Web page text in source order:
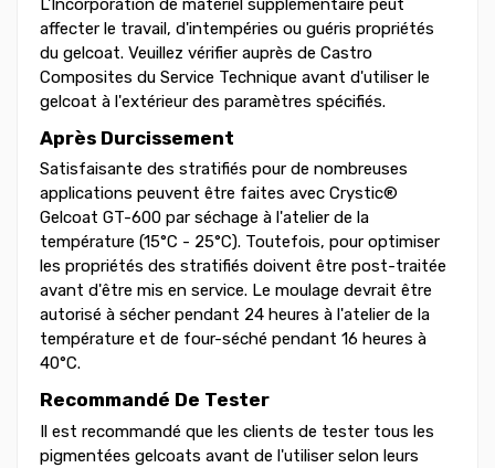
affecter le travail, d'intempéries ou guéris propriétés
du gelcoat. Veuillez vérifier auprès de Castro
Composites du Service Technique avant d'utiliser le
gelcoat à l'extérieur des paramètres spécifiés.
Après Durcissement
Satisfaisante des stratifiés pour de nombreuses
applications peuvent être faites avec Crystic®
Gelcoat GT-600 par séchage à l'atelier de la
température (15°C - 25°C). Toutefois, pour optimiser
les propriétés des stratifiés doivent être post-traitée
avant d'être mis en service. Le moulage devrait être
autorisé à sécher pendant 24 heures à l'atelier de la
température et de four-séché pendant 16 heures à
40°C.
Recommandé De Tester
Il est recommandé que les clients de tester tous les
pigmentées gelcoats avant de l'utiliser selon leurs